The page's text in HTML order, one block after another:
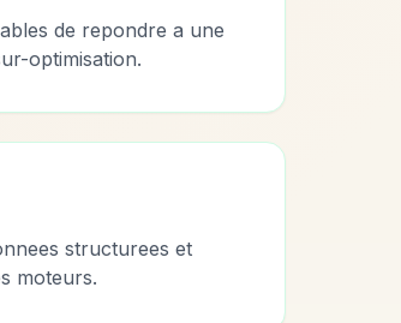
de repondre a une
optimisation.
structurees et
moteurs.